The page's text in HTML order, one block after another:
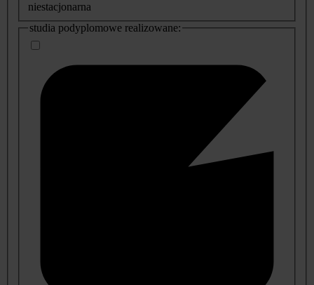
niestacjonarna
studia podyplomowe realizowane: